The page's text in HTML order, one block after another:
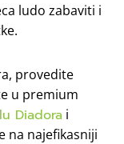
ludo zabaviti i
provedite
u premium
Diadora i
na najefikasniji